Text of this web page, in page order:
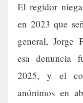
El regidor
en 2023 que
general, Jorge
esa denuncia
2025, y el
anónimos en